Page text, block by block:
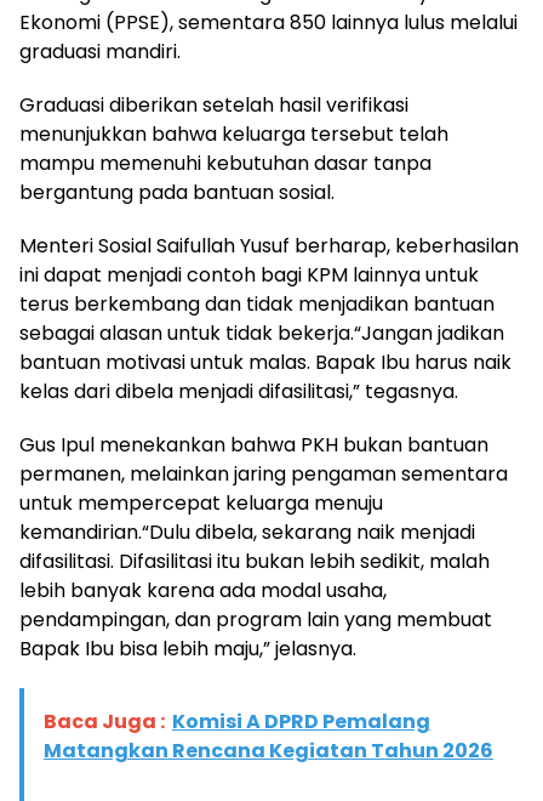
Ekonomi (PPSE), sementara 850 lainnya lulus melalui
graduasi mandiri.
Graduasi diberikan setelah hasil verifikasi
menunjukkan bahwa keluarga tersebut telah
mampu memenuhi kebutuhan dasar tanpa
bergantung pada bantuan sosial.
Menteri Sosial Saifullah Yusuf berharap, keberhasilan
ini dapat menjadi contoh bagi KPM lainnya untuk
terus berkembang dan tidak menjadikan bantuan
sebagai alasan untuk tidak bekerja.“Jangan jadikan
bantuan motivasi untuk malas. Bapak Ibu harus naik
kelas dari dibela menjadi difasilitasi,” tegasnya.
Gus Ipul menekankan bahwa PKH bukan bantuan
permanen, melainkan jaring pengaman sementara
untuk mempercepat keluarga menuju
kemandirian.“Dulu dibela, sekarang naik menjadi
difasilitasi. Difasilitasi itu bukan lebih sedikit, malah
lebih banyak karena ada modal usaha,
pendampingan, dan program lain yang membuat
Bapak Ibu bisa lebih maju,” jelasnya.
Baca Juga : Komisi A DPRD Pemalang
Matangkan Rencana Kegiatan Tahun 2026